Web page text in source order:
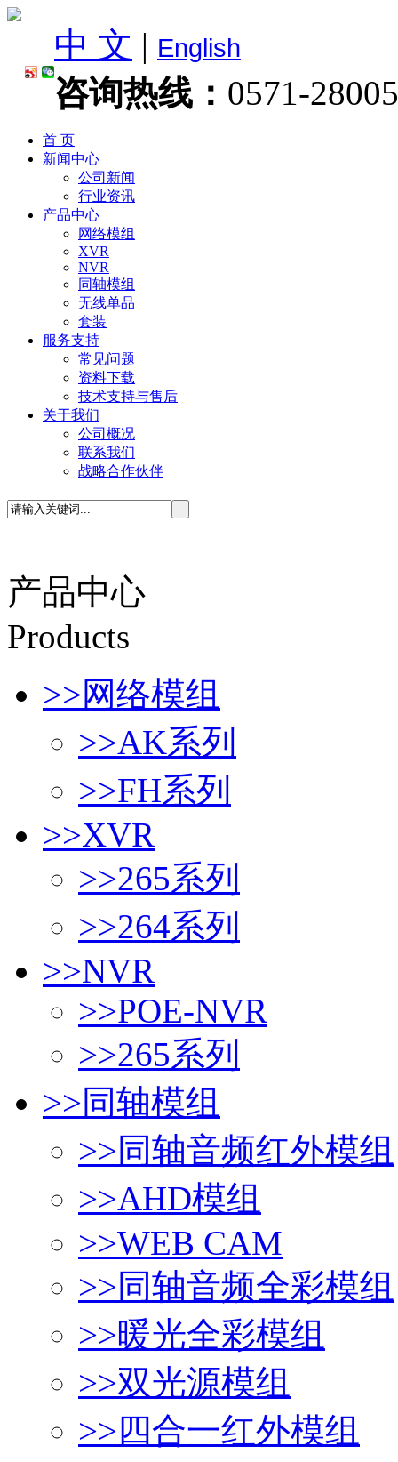
中 文 | English
咨询热线： 0571-
首 页
新闻中心
公司新闻
行业资讯
产品中心
网络模组
XVR
NVR
同轴模组
无线单品
套装
服务支持
常见问题
资料下载
技术支持与售后
关于我们
公司概况
联系我们
战略合作伙伴
产品中心
Products
>>网络模组
>>AK系列
>>FH系列
>>XVR
>>265系列
>>264系列
>>NVR
>>POE-NVR
>>265系列
>>同轴模组
>>同轴音频红外模组
>>AHD模组
>>WEB CAM
>>同轴音频全彩模组
>>暖光全彩模组
>>双光源模组
>>四合一红外模组